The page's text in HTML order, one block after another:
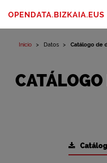
OPENDATA.BIZKAIA.EUS
Inicio Datos Catálogo de